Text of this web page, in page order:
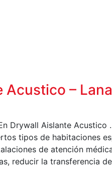
–
Drywall Aislante Acustico
tipos de habitaciones
de atención
reducir la transferencia